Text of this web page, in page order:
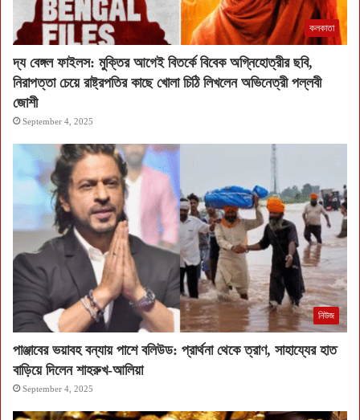
কলকাতা
দ্য বেঙ্গল ফাইলস: মুক্তির আগেই বিতর্কে বিবেক অগ্নিহোত্রীর ছবি,
নিরাপত্তা চেয়ে রাষ্ট্রপতির কাছে খোলা চিঠি লিখলেন অভিনেত্রী পল্লবী
জোশী
September 4, 2025
নিউজ
পাঞ্জাবের ভয়াবহ বন্যায় পাশে বলিউড: প্রার্থনা থেকে ত্রাণ, সাহায্যের হাত
বাড়িয়ে দিলেন শাহরুখ-আলিয়া
September 4, 2025